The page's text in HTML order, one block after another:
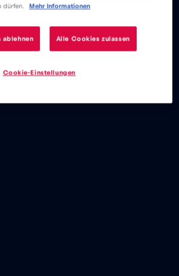
dürfen.
Mehr Informationen
ablehnen Alle Cookies zulassen
Cookie-Einstellungen